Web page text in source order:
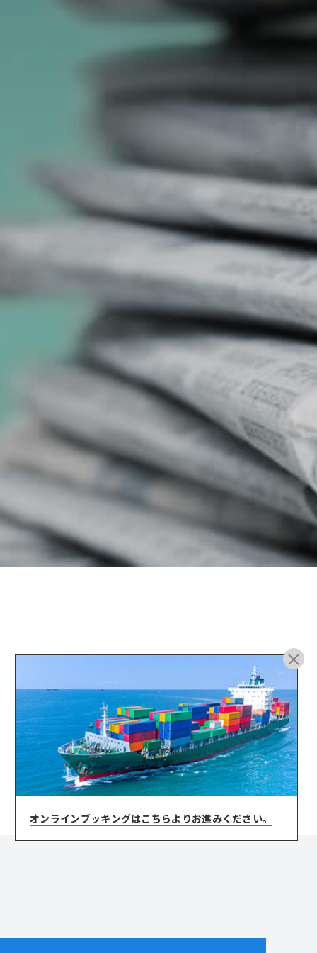
オンラインブッキングはこちらよりお進みください。
ARCHIVE